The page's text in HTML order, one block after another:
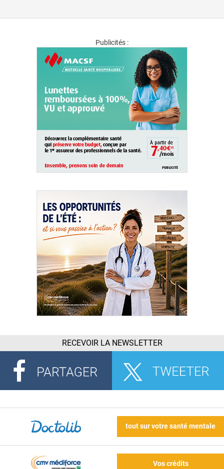
Publicités :
RECEVOIR LA NEWSLETTER
tout sur votre santé mentale
Vos crédits